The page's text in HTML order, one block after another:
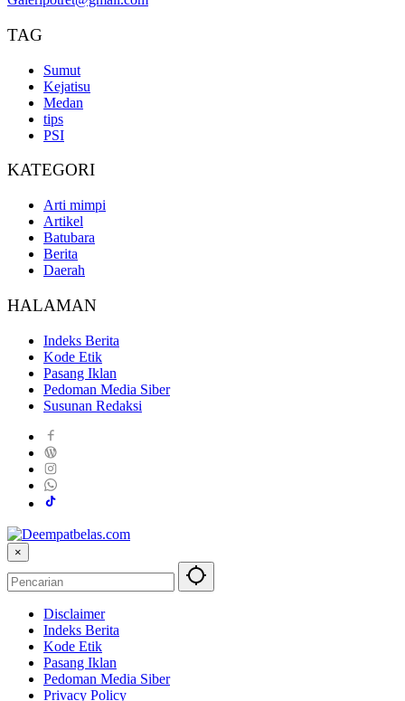
TAG
Sumut
Kejatisu
Medan
tips
PSI
KATEGORI
Arti mimpi
Artikel
Batubara
Berita
Daerah
HALAMAN
Indeks Berita
Kode Etik
Pasang Iklan
Pedoman Media Siber
Susunan Redaksi
×
Disclaimer
Indeks Berita
Kode Etik
Pasang Iklan
Pedoman Media Siber
Privacy Policy